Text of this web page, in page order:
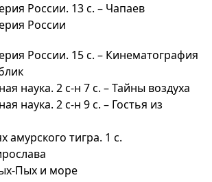
России. 13 с. – Чапае
России
России. 15 с. – Кинематография
наука. 2 с-н 7 с. – Тайны воздуха
наука. 2 с-н 9 с. – Гостья из
тигра. 1 с.
Пых и море